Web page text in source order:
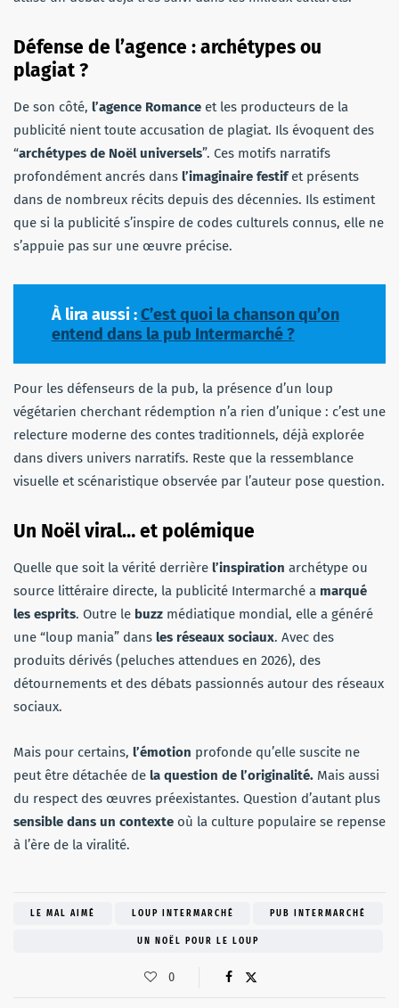
Défense de l’agence : archétypes ou
plagiat ?
De son côté, l’agence Romance et les producteurs de la
publicité nient toute accusation de plagiat. Ils évoquent des
“archétypes de Noël universels”. Ces motifs narratifs
profondément ancrés dans l’imaginaire festifet présents
dans de nombreux récits depuis des décennies. Ils estiment
que si la publicité s’inspire de codes culturels connus, elle ne
s’appuie pas sur une œuvre précise.
À lira aussi :C’est quoi la chanson qu’on
entend dans la pub Intermarché ?
Pour les défenseurs de la pub, la présence d’un loup
végétarien cherchant rédemption n’a rien d’unique : c’est une
relecture moderne des contes traditionnels, déjà explorée
dans divers univers narratifs. Reste que la ressemblance
visuelle et scénaristique observée par l’auteur pose question.
Un Noël viral… et polémique
Quelle que soit la vérité derrière l’inspiration archétype ou
source littéraire directe, la publicité Intermarché a marqué
les esprits. Outre le buzz médiatique mondial, elle a généré
une “loup mania” dans les réseaux sociaux. Avec des
produits dérivés (peluches attendues en 2026), des
détournements et des débats passionnés autour des réseaux
sociaux.
Mais pour certains, l’émotion profonde qu’elle suscite ne
peut être détachée de la question de l’originalité. Mais aussi
du respect des œuvres préexistantes. Question d’autant plus
sensible dans un contexte où la culture populaire se repense
à l’ère de la viralité.
LE MAL AIMÉ LOUP INTERMARCHÉ PUB INTERMARCHÉ
UN NOËL POUR LE LOUP
0